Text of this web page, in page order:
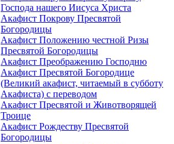
Господа нашего Иисуса Христа
Акафист Покрову Пресвятой
Богородицы
Акафист Положению честной Ризы
Пресвятой Богородицы
Акафист Преображению Господню
Акафист Пресвятой Богородице
(Великий акафист, читаемый в субботу
Акафиста) с переводом
Акафист Пресвятой и Животворящей
Троице
Акафист Рождеству Пресвятой
Богородицы